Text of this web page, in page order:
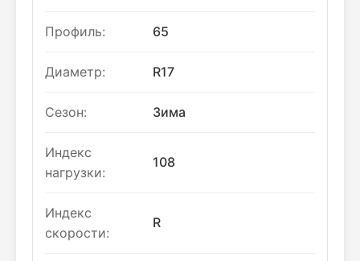
Профиль: 65
Диаметр: R17
Сезон: Зима
Индекс
нагрузки:
108
Индекс
скорости:
R